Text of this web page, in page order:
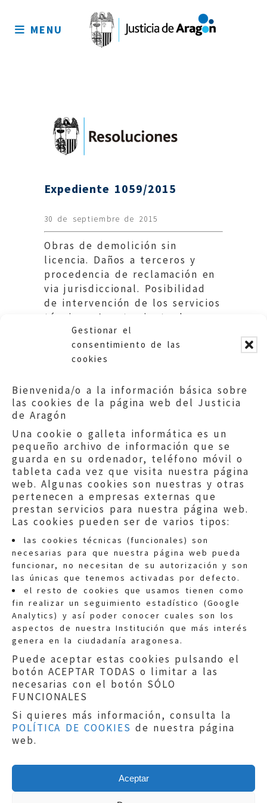
Gestionar el
consentimiento de las
cookies
Bienvenida/o a la información básica sobre
las cookies de la página web del Justicia
de Aragón
Una cookie o galleta informática es un
pequeño archivo de información que se
guarda en su ordenador, teléfono móvil o
tableta cada vez que visita nuestra página
web. Algunas cookies son nuestras y otras
pertenecen a empresas externas que
prestan servicios para nuestra página web.
Las cookies pueden ser de varios tipos:
las cookies técnicas (funcionales) son
necesarias para que nuestra página web pueda
funcionar, no necesitan de su autorización y son
las únicas que tenemos activadas por defecto.
el resto de cookies que usamos tienen como
fin realizar un seguimiento estadístico (Google
Analytics) y así poder conocer cuales son los
aspectos de nuestra Institución que más interés
genera en la ciudadanía aragonesa.
Puede aceptar estas cookies pulsando el
botón ACEPTAR TODAS o limitar a las
necesarias con el botón SÓLO
FUNCIONALES
Si quieres más información, consulta la
POLÍTICA DE COOKIES de nuestra página
web.
Aceptar
sitio
MENU
Expediente 1059/2015
30 de septiembre de 2015
Obras de demolición sin
licencia. Daños a terceros y
procedencia de reclamación en
via jurisdiccional. Posibilidad
de intervención de los servicios
técnicos. Ayuntamiento de
Zaragoza.
Quejas:quejas@eljusticiadearagon.es
Información general:
informacion@eljusticiadearagon.es
Teléfonos:900 210 210/
Aviso legal|Política de privacidad|
Protección de Datos
Política de cookies
Copyright © 2019El Justicia de Aragón|